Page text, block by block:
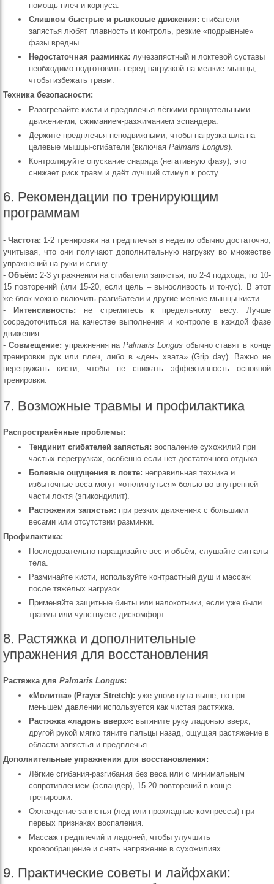
помощь плеч и корпуса.
Слишком быстрые и рывковые движения: сгибатели
запястья любят плавность и контроль, резкие «подрывные»
фазы вредны.
Недостаточная разминка: лучезапястный и локтевой суставы
необходимо подготовить перед нагрузкой на мелкие мышцы,
чтобы избежать травм.
Техника безопасности:
Разогревайте кисти и предплечья лёгкими вращательными
движениями, сжиманием-разжиманием эспандера.
Держите предплечья неподвижными, чтобы нагрузка шла на
целевые мышцы-сгибатели (включая Palmaris Longus).
Контролируйте опускание снаряда (негативную фазу), это
снижает риск травм и даёт лучший стимул к росту.
6. Рекомендации по тренирующим
программам
-Частота: 1-2 тренировки на предплечья в неделю обычно достаточно,
учитывая, что они получают дополнительную нагрузку во множестве
упражнений на руки и спину.
- Объём: 2-3 упражнения на сгибатели запястья, по 2-4 подхода, по 10-
15 повторений (или 15-20, если цель – выносливость и тонус). В этот
же блок можно включить разгибатели и другие мелкие мышцы кисти.
-
Интенсивность: не стремитесь к предельному весу. Лучше
сосредоточиться на качестве выполнения и контроле в каждой фазе
движения.
- Совмещение: упражнения наPalmaris Longus обычно ставят в конце
тренировки рук или плеч, либо в «день хвата» (Grip day). Важно не
перегружать кисти, чтобы не снижать эффективность основной
тренировки.
7. Возможные травмы и профилактика
Распространённые проблемы:
Тендинит сгибателей запястья: воспаление сухожилий при
частых перегрузках, особенно если нет достаточного отдыха.
Болевые ощущения в локте: неправильная техника и
избыточные веса могут «откликнуться» болью во внутренней
части локтя (эпикондилит).
Растяжения запястья: при резких движениях с большими
весами или отсутствии разминки.
Профилактика:
Последовательно наращивайте вес и объём, слушайте сигналы
тела.
Разминайте кисти, используйте контрастный душ и массаж
после тяжёлых нагрузок.
Применяйте защитные бинты или налокотники, если уже были
травмы или чувствуете дискомфорт.
8. Растяжка и дополнительные
упражнения для восстановления
Растяжка для Palmaris Longus:
«Молитва» (Prayer Stretch): уже упомянута выше, но при
меньшем давлении используется как чистая растяжка.
Растяжка «ладонь вверх»: вытяните руку ладонью вверх,
другой рукой мягко тяните пальцы назад, ощущая растяжение в
области запястья и предплечья.
Дополнительные упражнения для восстановления:
Лёгкие сгибания-разгибания без веса или с минимальным
сопротивлением (эспандер), 15-20 повторений в конце
тренировки.
Охлаждение запястья (лед или прохладные компрессы) при
первых признаках воспаления.
Массаж предплечий и ладоней, чтобы улучшить
кровообращение и снять напряжение в сухожилиях.
9. Практические советы и лайфхаки: